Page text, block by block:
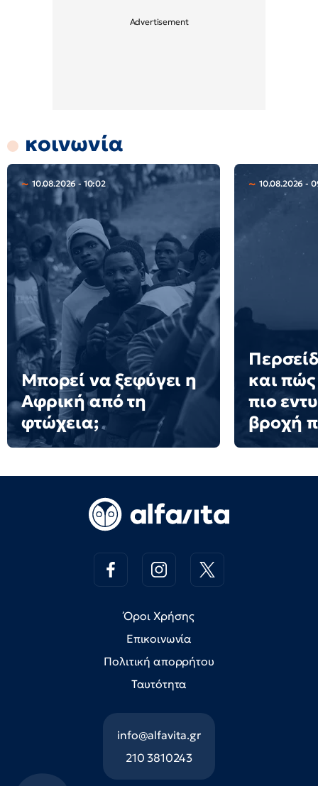
κοινωνία
10.08.2026 - 10:02
Μπορεί να ξεφύγει η
Αφρική από τη
φτώχεια;
10.08.2026 -
και πώς
πιο
βροχή
Όροι Χρήσης
Επικοινωνία
Πολιτική απορρήτου
Ταυτότητα
info@alfavita.gr
210 3810243